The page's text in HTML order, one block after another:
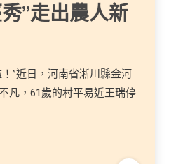
”走出農人新
”近日，河南省淅川縣金河
凡，61歲的村平易近王瑞停